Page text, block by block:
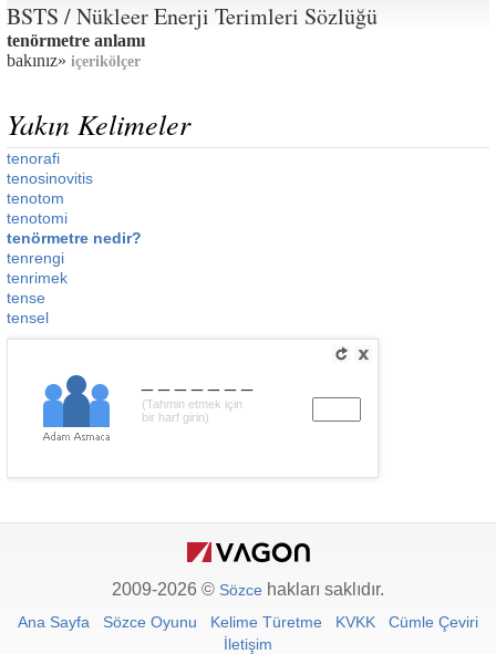
BSTS / Nükleer Enerji Terimleri Sözlüğü
tenörmetre anlamı
bakınız» içerikölçer
Yakın Kelimeler
tenorafi
tenosinovitis
tenotom
tenotomi
tenörmetre nedir?
tenrengi
tenrimek
tense
tensel
(Tahmin etmek için
bir harf girin)
2009-2026 © Sözce hakları saklıdır.
Ana Sayfa Sözce Oyunu Kelime Türetme KVKK
Cümle Çeviri
İletişim